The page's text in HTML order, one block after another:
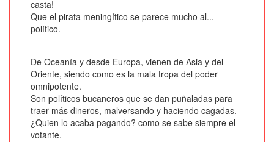
casta!
Que el pirata meningítico se parece mucho al...
político.
De Oceanía y desde Europa, vienen de Asia y del
Oriente, siendo como es la mala tropa del poder
omnipotente.
Son políticos bucaneros que se dan puñaladas para
traer más dineros, malversando y haciendo cagadas.
¿Quien lo acaba pagando? como se sabe siempre el
votante.